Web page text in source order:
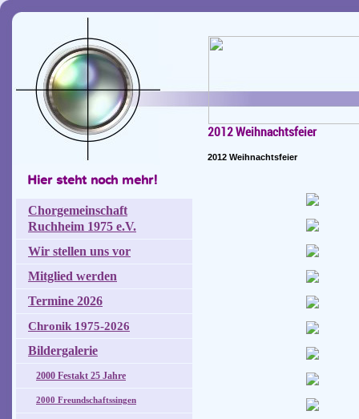
Hier steht noch mehr!
Chorgemeinschaft
Ruchheim 1975 e.V.
Wir stellen uns vor
Mitglied werden
Termine 2026
Chronik 1975-2026
Bildergalerie
2000 Festakt 25 Jahre
2000 Freundschaftssingen
2012 Weihnachtsfeier
2012 Weihnachtsfeier